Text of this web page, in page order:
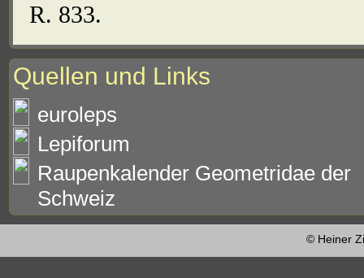
R. 833.
Quellen und Links
euroleps
Lepiforum
Raupenkalender Geometridae der
Schweiz
© Heiner